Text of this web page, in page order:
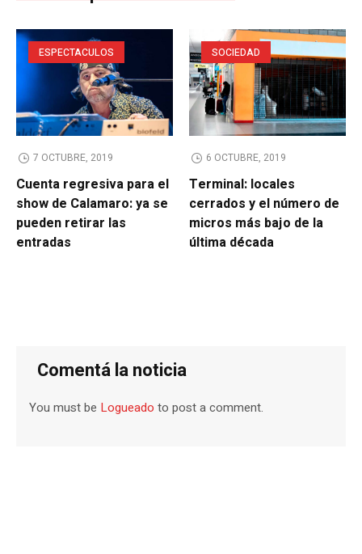
ESPECTACULOS
7 OCTUBRE, 2019
Cuenta regresiva para el
show de Calamaro: ya se
pueden retirar las
entradas
SOCIEDAD
6 OCTUBRE, 2019
Terminal: locales
cerrados y el número de
micros más bajo de la
última década
Comentá la noticia
You must be Logueado to post a comment.